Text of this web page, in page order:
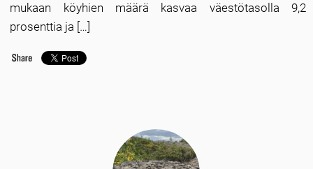
mukaan köyhien määrä kasvaa väestötasolla 9,2
prosenttia ja […]